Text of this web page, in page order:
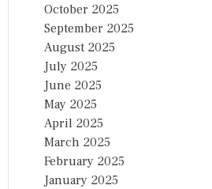
October 2025
September 2025
August 2025
July 2025
June 2025
May 2025
April 2025
March 2025
February 2025
January 2025